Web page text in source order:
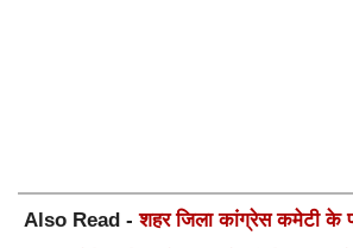
Also Read -शहर जिला कांग्रेस कमेटी के